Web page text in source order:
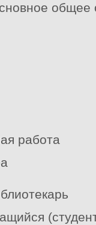
общее
работа